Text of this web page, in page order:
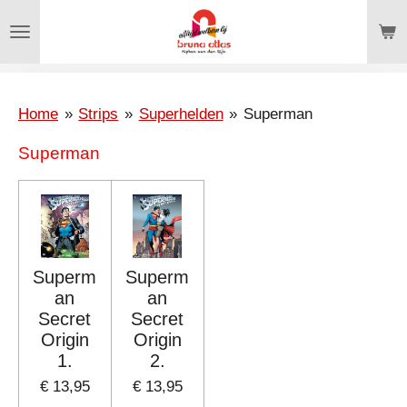
direct
hoofdinhoud
Home » Strips » Superhelden » Superman
Superman
Superm
an
Secret
Origin
1.
€ 13,95
Superm
an
Secret
Origin
2.
€ 13,95